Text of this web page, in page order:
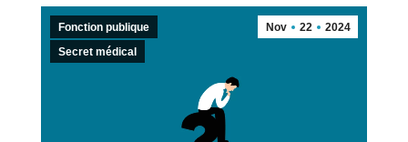
Nov 22 2024
Fonction publique
Secret médical